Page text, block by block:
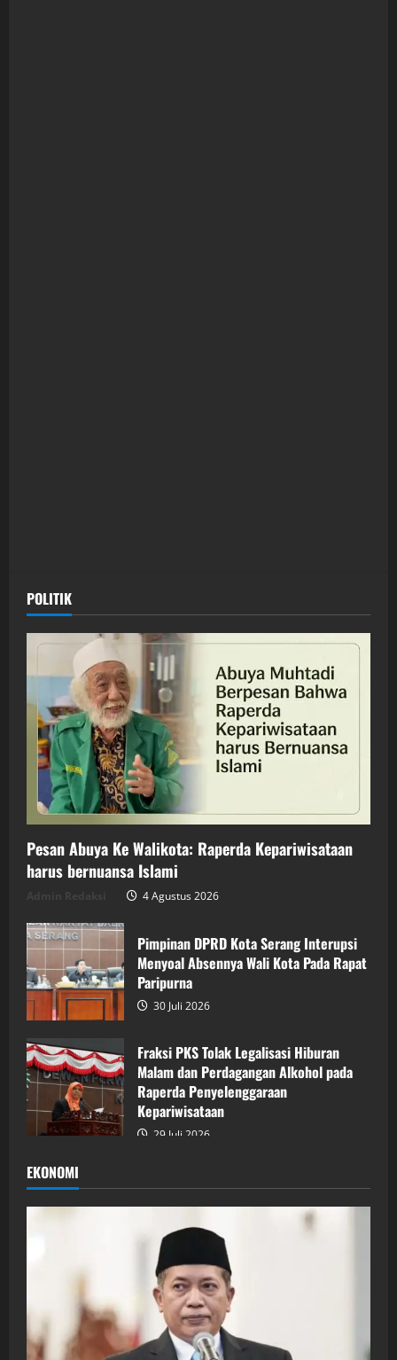
POLITIK
Pesan Abuya Ke Walikota: Raperda Kepariwisataan
harus bernuansa Islami
4 Agustus 2026
Pimpinan DPRD Kota Serang Interupsi
Menyoal Absennya Wali Kota Pada Rapat
Paripurna
30 Juli 2026
Fraksi PKS Tolak Legalisasi Hiburan
Malam dan Perdagangan Alkohol pada
Raperda Penyelenggaraan
Kepariwisataan
29 Juli 2026
EKONOMI